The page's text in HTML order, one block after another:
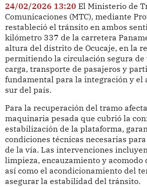
24/02/2026 13:20 El Ministerio de
Comunicaciones (MTC), mediante
restableció el tránsito en ambos
kilómetro 337 de la carretera
altura del distrito de Ocucaje, en la
permitiendo la circulación segura de
carga, transporte de pasajeros y
fundamental para la integración y el
sur del país.
Para la recuperación del tramo
maquinaria pesada que cubrió la
estabilización de la plataforma,
condiciones técnicas necesarias
de la vía. Las intervenciones
limpieza, encauzamiento y acomodo
así como el acondicionamiento del
asegurar la estabilidad del tránsito.